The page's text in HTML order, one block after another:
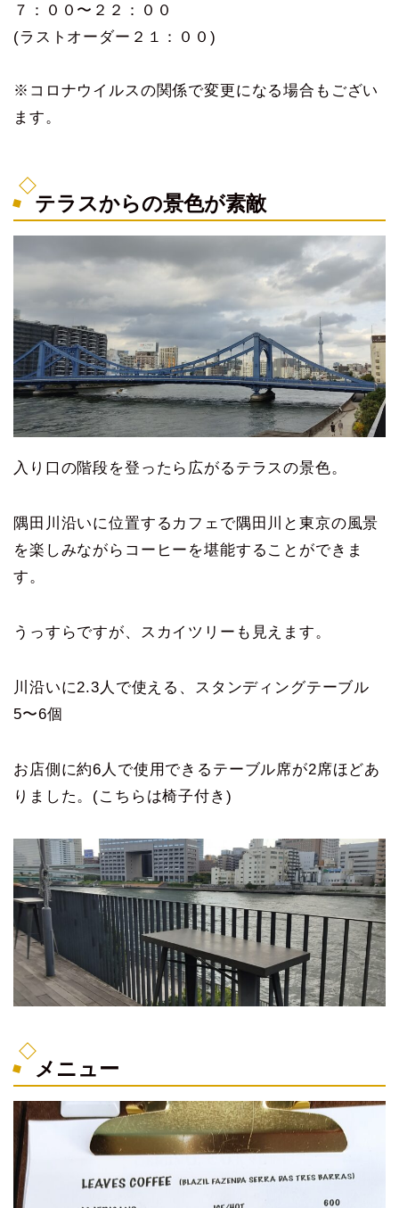
７：００〜２２：００
(ラストオーダー２１：００)
※コロナウイルスの関係で変更になる場合もござい
ます。
テラスからの景色が素敵
入り口の階段を登ったら広がるテラスの景色。
隅田川沿いに位置するカフェで隅田川と東京の風景
を楽しみながらコーヒーを堪能することができま
す。
うっすらですが、スカイツリーも見えます。
川沿いに2.3人で使える、スタンディングテーブル
5〜6個
お店側に約6人で使用できるテーブル席が2席ほどあ
りました。(こちらは椅子付き)
メニュー